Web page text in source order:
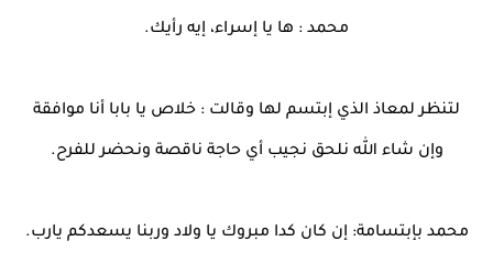
محمد : ها يا إسراء، إيه رأيك.
لتنظر لمعاذ الذي إبتسم لها وقالت : خلاص يا بابا أنا موافقة
وإن شاء الله نلحق نجيب أي حاجة ناقصة ونحضر للفرح.
محمد بإبتسامة: إن كان كدا مبروك يا ولاد وربنا يسعدكم يارب.